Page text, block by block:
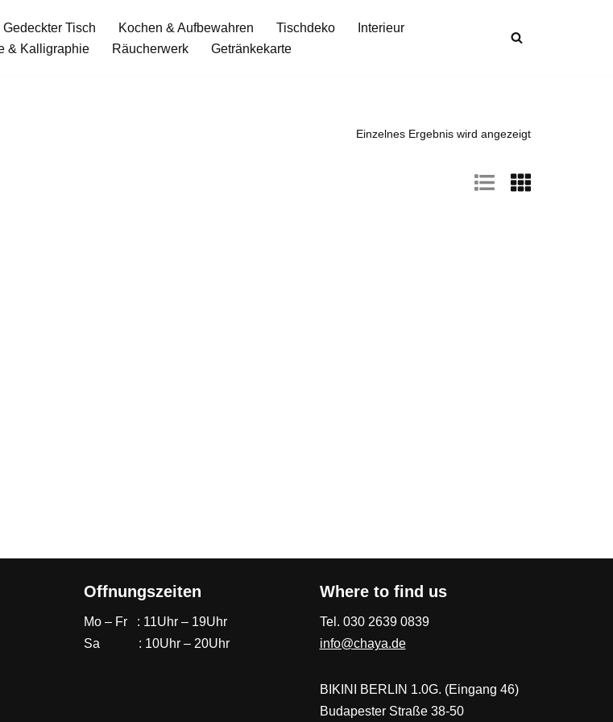
Gedeckter Tisch Kochen & Aufbewahren Tischdeko
Interieur
& Kalligraphie Räucherwerk Getränkekarte
Einzelnes Ergebnis wird angezeigt
Offnungszeiten
Mo – Fr : 11Uhr – 19Uhr
Sa : 10Uhr – 20Uhr
Where to find us
Tel. 030 2639 0839
info@chaya.de
BIKINI BERLIN 1.0G. (Eingang 46)
Budapester Straße 38-50